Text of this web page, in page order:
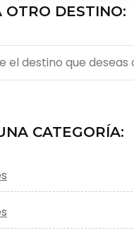
OTRO DESTINO:
CATEGORÍA: